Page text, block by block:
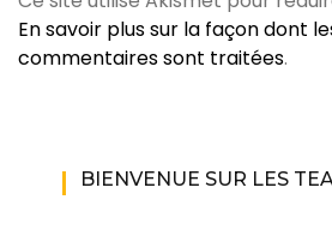
En savoir plus sur la façon dont
commentaires sont traitées.
BIENVENUE SUR LES